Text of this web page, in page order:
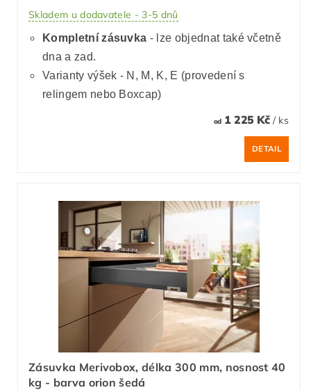
Skladem u dodavatele - 3-5 dnů
Kompletní zásuvka - lze objednat také včetně
dna a zad.
Varianty výšek - N, M, K, E (provedení s
relingem nebo Boxcap)
od1 225 Kč / ks
DETAIL
Zásuvka Merivobox, délka 300 mm, nosnost 40
kg - barva orion šedá